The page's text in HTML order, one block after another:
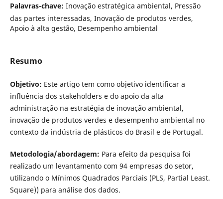
Palavras-chave: Inovação estratégica ambiental, Pressão
das partes interessadas, Inovação de produtos verdes,
Apoio à alta gestão, Desempenho ambiental
Resumo
Objetivo: Este artigo tem como objetivo identificar a
influência dos stakeholders e do apoio da alta
administração na estratégia de inovação ambiental,
inovação de produtos verdes e desempenho ambiental no
contexto da indústria de plásticos do Brasil e de Portugal.
Metodologia/abordagem: Para efeito da pesquisa foi
realizado um levantamento com 94 empresas do setor,
utilizando o Mínimos Quadrados Parciais (PLS, Partial Least.
Square)) para análise dos dados.